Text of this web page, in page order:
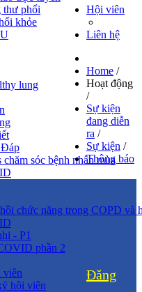
thư phổi
khỏe
lung
chăm sóc bệnh nhân mùa
chức năng trong COPD và
- P1
phần 2
Hội viên
viên
hội viên
Liên hệ
Home /
Hoạt động
/
Sự kiện
đang diễn
ra /
Sự kiện /
Thông báo
Đăng